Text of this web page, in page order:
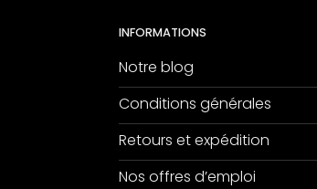
INFORMATIONS
Notre blog
Conditions générales
Retours et expédition
Nos offres d’emploi